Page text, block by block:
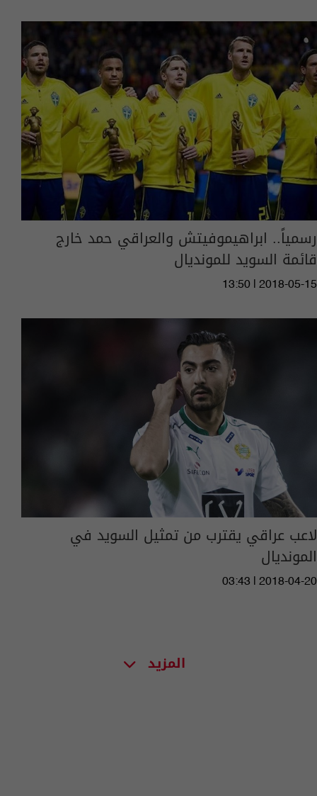
رسمياً.. ابراهيموفيتش والعراقي حمد خارج
قائمة السويد للمونديال
13:50 | 2018-05-15
لاعب عراقي يقترب من تمثيل السويد في
المونديال
03:43 | 2018-04-20
المزيد